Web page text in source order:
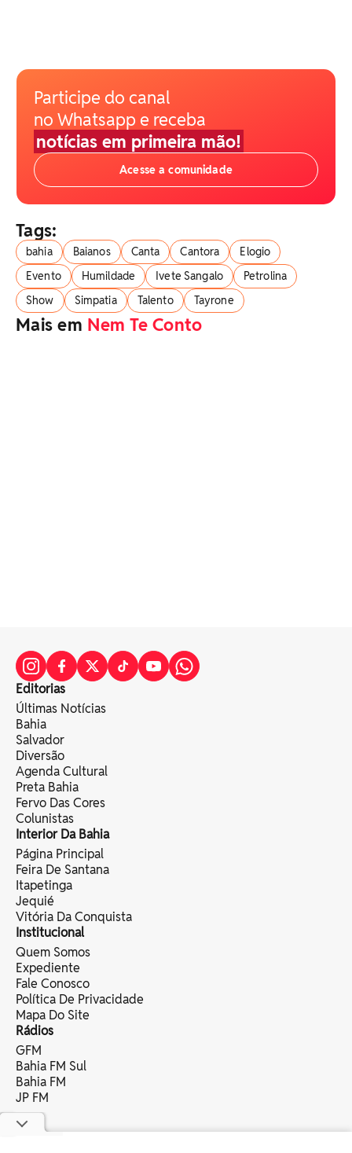
Participe do canal
no Whatsapp e receba
notícias em primeira mão!
Acesse a comunidade
Tags:
bahia Baianos Canta Cantora
Elogio
Evento
Humildade Ivete Sangalo
Petrolina
Show
Simpatia Talento Tayrone
Mais em Nem Te Conto
Editorias
Últimas Notícias
Bahia
Salvador
Diversão
Agenda Cultural
Preta Bahia
Fervo Das Cores
Colunistas
Interior Da Bahia
Página Principal
Feira De Santana
Itapetinga
Jequié
Vitória Da Conquista
Institucional
Quem Somos
Expediente
Fale Conosco
Política De Privacidade
Mapa Do Site
Rádios
GFM
Bahia FM Sul
Bahia FM
JP FM